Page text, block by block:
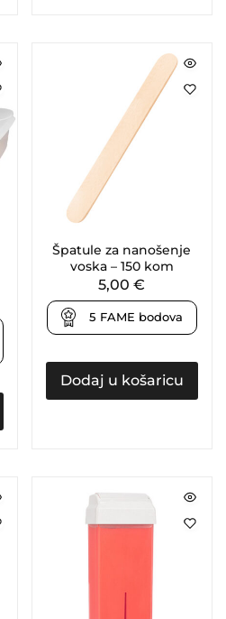
Špatule za nanošenje
voska – 150 kom
5,00€
5 FAME bodova
Dodaj u košaricu